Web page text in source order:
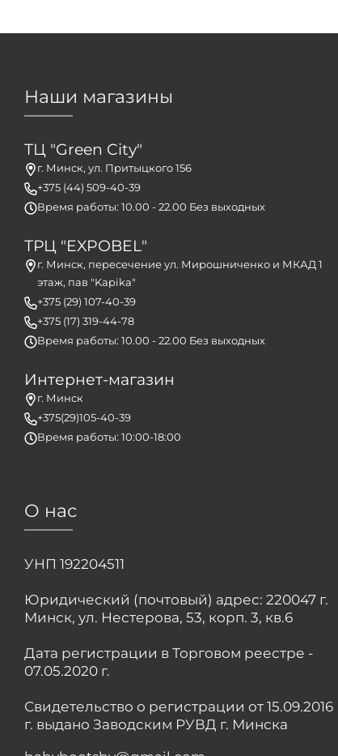
Наши магазины
ТЦ "Green City"
г. Минск, ул. Притыцкого 156
+375 (44) 509-40-39
Время работы: 10.00 - 22.00 Без выходных
ТРЦ "EXPOBEL"
г. Минск, пересечение ул. Мирошниченко и МКАД 1
этаж, пав "Kapika"
+375 (29) 107-40-39
+375 (17) 319-44-78
Время работы: 10.00 - 22.00 Без выходных
Интернет-магазин
г. Минск
+375(29)105-40-39
Время работы: 10:00-18:00
О нас
УНП 192204511
Юридический (почтовый) адрес: 220047 г.
Минск, ул. Нестерова, 53, корп. 3, кв.6
Дата регистрации в Торговом реестре -
07.05.2020 г.
Свидетельство о регистрации от 15.09.2016
г. выдано Заводским РУВД г. Минска